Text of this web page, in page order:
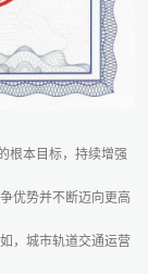
根本目标，持续增强
优势并不断迈向更高
，城市轨道交通运营